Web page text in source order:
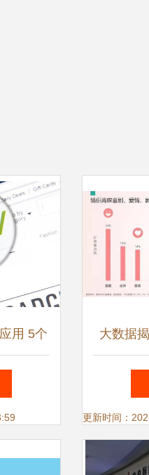
用 5个
的巨大
大数据
点房登
更新时间：